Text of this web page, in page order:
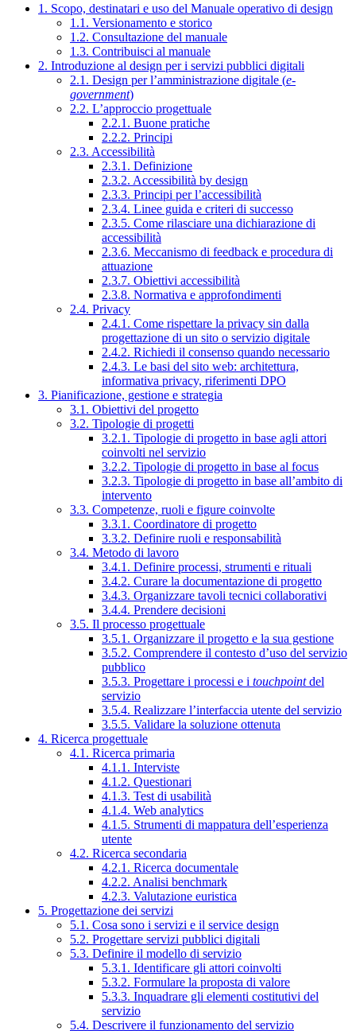
1. Scopo, destinatari e uso del Manuale operativo di design
1.1. Versionamento e storico
1.2. Consultazione del manuale
1.3. Contribuisci al manuale
2. Introduzione al design per i servizi pubblici digitali
2.1. Design per l’amministrazione digitale (e-
government)
2.2. L’approccio progettuale
2.2.1. Buone pratiche
2.2.2. Principi
2.3. Accessibilità
2.3.1. Definizione
2.3.2. Accessibilità by design
2.3.3. Principi per l’accessibilità
2.3.4. Linee guida e criteri di successo
2.3.5. Come rilasciare una dichiarazione di
accessibilità
2.3.6. Meccanismo di feedback e procedura di
attuazione
2.3.7. Obiettivi accessibilità
2.3.8. Normativa e approfondimenti
2.4. Privacy
2.4.1. Come rispettare la privacy sin dalla
progettazione di un sito o servizio digitale
2.4.2. Richiedi il consenso quando necessario
2.4.3. Le basi del sito web: architettura,
informativa privacy, riferimenti DPO
3. Pianificazione, gestione e strategia
3.1. Obiettivi del progetto
3.2. Tipologie di progetti
3.2.1. Tipologie di progetto in base agli attori
coinvolti nel servizio
3.2.2. Tipologie di progetto in base al focus
3.2.3. Tipologie di progetto in base all’ambito di
intervento
3.3. Competenze, ruoli e figure coinvolte
3.3.1. Coordinatore di progetto
3.3.2. Definire ruoli e responsabilità
3.4. Metodo di lavoro
3.4.1. Definire processi, strumenti e rituali
3.4.2. Curare la documentazione di progetto
3.4.3. Organizzare tavoli tecnici collaborativi
3.4.4. Prendere decisioni
3.5. Il processo progettuale
3.5.1. Organizzare il progetto e la sua gestione
3.5.2. Comprendere il contesto d’uso del servizio
pubblico
3.5.3. Progettare i processi e i touchpointdel
servizio
3.5.4. Realizzare l’interfaccia utente del servizio
3.5.5. Validare la soluzione ottenuta
4. Ricerca progettuale
4.1. Ricerca primaria
4.1.1. Interviste
4.1.2. Questionari
4.1.3. Test di usabilità
4.1.4. Web analytics
4.1.5. Strumenti di mappatura dell’esperienza
utente
4.2. Ricerca secondaria
4.2.1. Ricerca documentale
4.2.2. Analisi benchmark
4.2.3. Valutazione euristica
5. Progettazione dei servizi
5.1. Cosa sono i servizi e il service design
5.2. Progettare servizi pubblici digitali
5.3. Definire il modello di servizio
5.3.1. Identificare gli attori coinvolti
5.3.2. Formulare la proposta di valore
5.3.3. Inquadrare gli elementi costitutivi del
servizio
5.4. Descrivere il funzionamento del servizio